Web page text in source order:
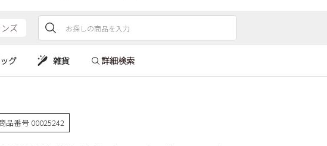
ズ
グ 雑貨 詳細検索
品番号 00025242